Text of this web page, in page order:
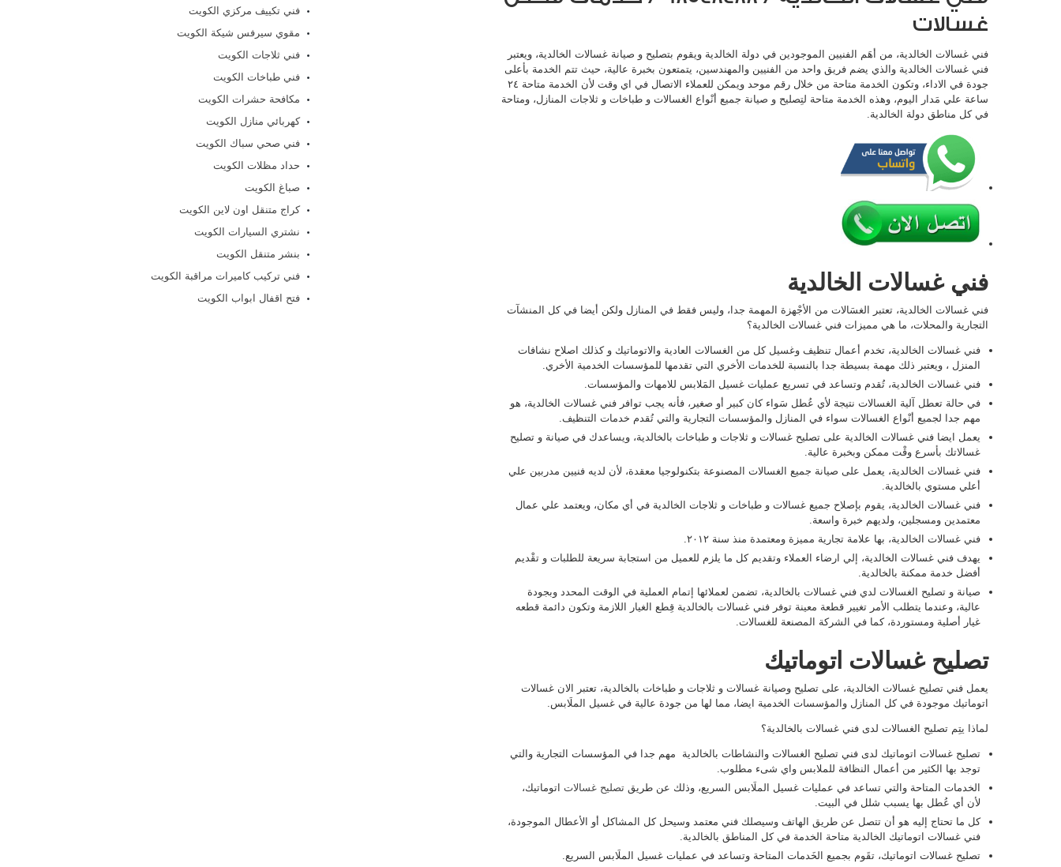
غسالات
فني غسالات الخالدية، من أهَم الفنيين الموجودين في دولة الخالدية ويقوم بتصليح و صيانة غسالات الخالدية، ويعتبر
فني غسالات الخالدية والذي يضم فريق واحد من الفنيين والمهندسين، يتمتعون بخبرة عالية، حيث تتم الخدمة بأعلى
جودة في الاداء، وتكون الخدمة متاحة من خلال رقم موحد ويمكن للعملاء الاتصال في اي وقت لأن الخدمة متاحة ٢٤
ساعة علي مَدار اليوم، وهذه الخدمة متاحة لتِصليح و صيانة جميع أنْواع الغسالات و طباخات و ثلاجات المنازل، ومتاحة
في كل مناطق دولة الخالدية.
فني غسالات الخالدية
فني غسالات الخالدية، تعتبر الغسَالات من الأجْهزة المهمة جدا، وليس فقط في المنازل ولكن أيضا في كل المنشآت
التجارية والمحلات، ما هي مميزات فني غسالات الخالدية؟
فني غسالات الخالدية، تخدم أعمال تنظيف وغسيل كل من الغسالات العادية والاتوماتيك و كذلك اصلاح نشافات
المنزل ، ويعتبر ذلك مهمة بسيطة جدا بالنسبة للخدمات الأخري التي تقدمها للمؤسسات الخدمية الأخري.
فني غسالات الخالدية، تُقدم وتساعد في تسريع عمليات غسيل المَلابس للامهات والمؤسسات.
في حالة تعطل آلية الغسالات نتيجة لأي عُطل سَواء كان كبير أو صغير، فأنه يجب توافر فني غسالات الخالدية، هو
مهم جدا لجميع أنْواع الغسالات سواء في المنازل والمؤسسات التجارية والتي تُقدم خدمات التنظيف.
يعمل ايضا فني غسالات الخالدية على تصليح غسالات و ثلاجات و طباخات بالخالدية، ويساعدك في صيانة و تصليح
غسالاتك بأسرع وقْت ممكن وبخبرة عالية.
فني غسالات الخالدية، يعمل على صيانة جميع الغسالات المصنوعة بتكنولوجيا معقدة، لأن لديه فنيين مدربين علي
أعلي مستوي بالخالدية.
فني غسالات الخالدية، يقوم بإصلاح جميع غسالات و طباخات و ثلاجات الخالدية في أي مكان، ويعتمد علي عمال
معتمدين ومسجلين، ولديهم خبرة واسعة.
فني غسالات الخالدية، بها علامة تجارية مميزة ومعتمدة منذ سنة ٢٠١٢.
يهدف فني غسالات الخالدية، إلي ارضاء العملاء وتقديم كل ما يلزم للعميل من استجابة سريعة للطلبات و تقْديم
أفضل خدمة ممكنة بالخالدية.
صيانة و تصليح الغسالات لدي فني غسالات بالخالدية، تضمن لعملائها إتمام العملية في الوقت المحدد وبجودة
عالية، وعندما يتطلب الأمر تغيير قطعة معينة توفر فني غسالات بالخالدية قِطع الغيار اللازمة وتكون دائمة قطعه
غيار أصلية ومستوردة، كما في الشركة المصنعة للغسالات.
تصليح غسالات اتوماتيك
يعمل فني تصليح غسالات الخالدية، على تصليح وصيانة غسالات و ثلاجات و طباخات بالخالدية، تعتبر الان غسالات
اتوماتيك موجودة في كل المنازل والمؤسسات الخدمية ايضا، مما لها من جودة عالية في غسيل الملَابس.
لماذا يتِم تصليح الغسالات لدى فني غسالات بالخالدية؟
تصليح غسالات اتوماتيك لدى فني تصليح الغسالات والنشاطات بالخالدية مهم جدا في المؤسسات التجارية والتي
توجد بها الكثير من أعمال النظافة للملابس واي شىء مطلوب.
الخدمات المتاحة والتي تساعد في عمليات غسيل الملَابس السريع، وذلك عن طريق تصليح غسالات اتوماتيك،
لأن أي عُطل بها يسبب شلل في البيت.
كل ما تحتاج إليه هو أن تتصل عن طريق الهاتف وسيصلك فني معتمد وسيحل كل المشاكل أو الأعطال الموجودة،
فني غسالات اتوماتيك الخالدية متاحة الخدمة في كل المناطق بالخالدية.
تصليح غسالات اتوماتيك، تقَوم بجميع الخَدمات المتاحة وتساعد في عمليات غسيل الملَابس السريع.
فني تكييف مركزي الكويت
مقوي سيرفس شيكة الكويت
فني ثلاجات الكويت
فني طباخات الكويت
مكافحة حشرات الكويت
كهربائي منازل الكويت
فني صحي سباك الكويت
حداد مظلات الكويت
صباغ الكويت
كراج متنقل اون لاين الكويت
نشتري السيارات الكويت
بنشر متنقل الكويت
فني تركيب كاميرات مراقبة الكويت
فتح اقفال ابواب الكويت